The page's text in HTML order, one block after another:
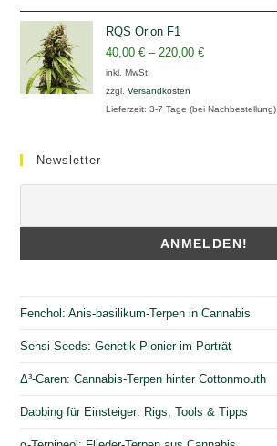
RQS Orion F1
40,00€ –220,00€
inkl. MwSt.
zzgl.Versandkosten
Lieferzeit:3-7 Tage (bei Nachbestellung)
Newsletter
Fenchol: Anis-basilikum-Terpen in Cannabis
Sensi Seeds: Genetik-Pionier im Porträt
Δ³-Caren: Cannabis-Terpen hinter Cottonmouth
Dabbing für Einsteiger: Rigs, Tools & Tipps